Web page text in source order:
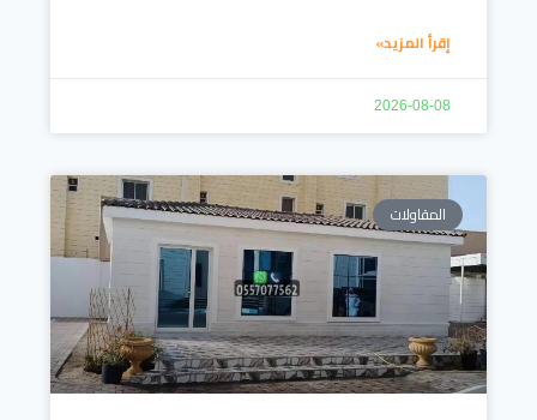
إقرأ المزيد»
2026-08-08
المقاولات